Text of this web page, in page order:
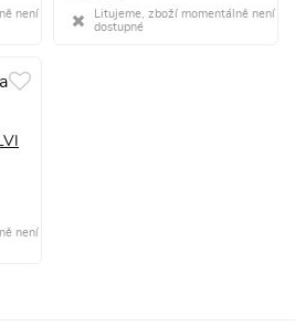
není
Litujeme, zboží momentálně není
dostupné
není